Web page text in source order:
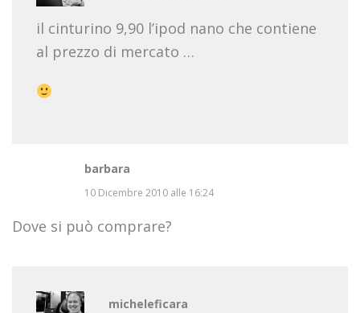
il cinturino 9,90 l’ipod nano che contiene
al prezzo di mercato …
barbara
10 Dicembre 2010 alle 16:24
Dove si può comprare?
micheleficara